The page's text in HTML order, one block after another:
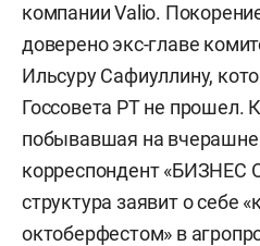
компании Valio.
доверено экс-главе
Ильсуру Сафиуллину,
Госсовета РТ не прошел.
побывавшая на
корреспондент «БИЗНЕС
структура заявит о себе
октоберфестом» в